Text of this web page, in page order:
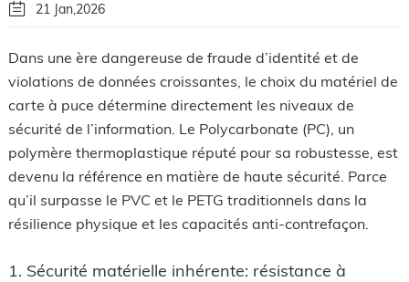
CONTACT
21 Jan,2026
Suivez Nous!
Dans une ère dangereuse de fraude d’identité et de
violations de données croissantes, le choix du matériel de
carte à puce détermine directement les niveaux de
sécurité de l’information. Le Polycarbonate (PC), un
polymère thermoplastique réputé pour sa robustesse, est
devenu la référence en matière de haute sécurité. Parce
qu’il surpasse le PVC et le PETG traditionnels dans la
résilience physique et les capacités anti-contrefaçon.
1. Sécurité matérielle inhérente: résistance à